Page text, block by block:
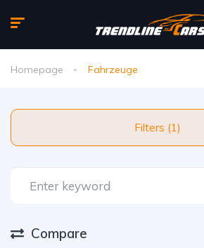
Homepage Fahrzeuge
Filters (1)
Compare